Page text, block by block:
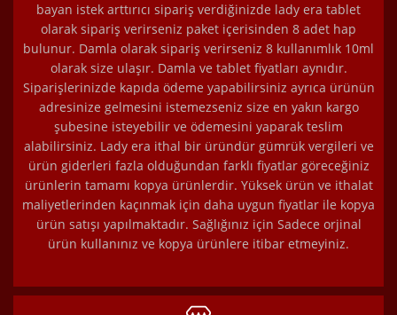
bayan istek arttırıcı sipariş verdiğinizde lady era tablet
olarak sipariş verirseniz paket içerisinden 8 adet hap
bulunur. Damla olarak sipariş verirseniz 8 kullanımlık 10ml
olarak size ulaşır. Damla ve tablet fiyatları aynıdır.
Siparişlerinizde kapıda ödeme yapabilirsiniz ayrıca ürünün
adresinize gelmesini istemezseniz size en yakın kargo
şubesine isteyebilir ve ödemesini yaparak teslim
alabilirsiniz. Lady era ithal bir üründür gümrük vergileri ve
ürün giderleri fazla olduğundan farklı fiyatlar göreceğiniz
ürünlerin tamamı kopya ürünlerdir. Yüksek ürün ve ithalat
maliyetlerinden kaçınmak için daha uygun fiyatlar ile kopya
ürün satışı yapılmaktadır. Sağlığınız için Sadece orjinal
ürün kullanınız ve kopya ürünlere itibar etmeyiniz.